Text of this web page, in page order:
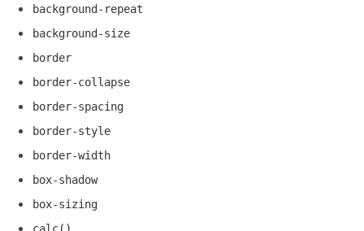
background-repeat
background-size
border
border-collapse
border-spacing
border-style
border-width
box-shadow
box-sizing